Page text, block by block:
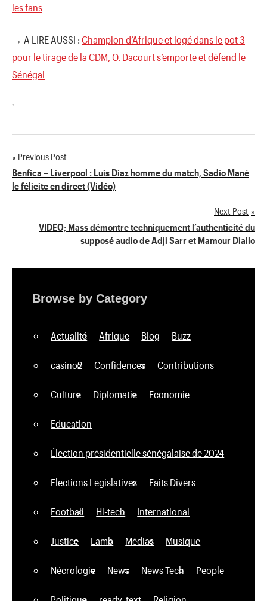
les fans
→ A LIRE AUSSI : Champion d’Afrique et logé dans le pot 3
pour le tirage de la CDM, O. Dacourt s’emporte et défend le
Sénégal
'
Navigation
de
Previous Post
Benfica – Liverpool : Luis Diaz homme du match, Sadio Mané
le félicite en direct (Vidéo)
Next Post
VIDEO; Mass démontre techniquement l’authenticité du
supposé audio de Adji Sarr et Mamour Diallo
Browse by Category
Actualité Afrique Blog Buzz
casino2 Confidences Contributions
Culture Diplomatie Economie
Education
Élection présidentielle sénégalaise de 2024
Elections Legislatives Faits Divers
Football Hi-tech International
Justice Lamb Médias Musique
Nécrologie News News Tech People